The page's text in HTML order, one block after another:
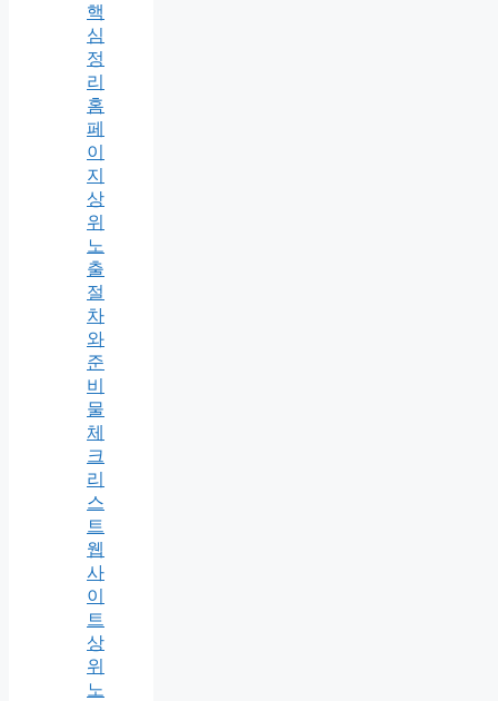
핵
심
정
리
홈
페
이
지
상
위
노
출
절
차
와
준
비
물
체
크
리
스
트
웹
사
이
트
상
위
노